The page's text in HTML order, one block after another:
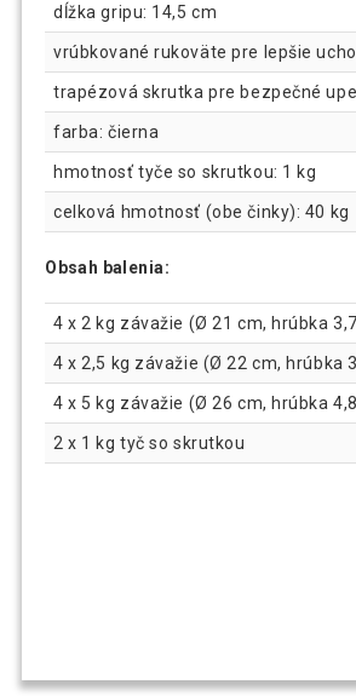
dĺžka gripu: 14,5 cm
vrúbkované rukoväte pre lepšie
trapézová skrutka pre bezpečné
farba: čierna
hmotnosť tyče so skrutkou: 1 kg
celková hmotnosť (obe činky): 40 kg
Obsah balenia:
4 x 2 kg závažie (Ø 21 cm, hrúbka
4 x 2,5 kg závažie (Ø 22 cm, hrúbka
4 x 5 kg závažie (Ø 26 cm, hrúbka
2 x 1 kg tyč so skrutkou